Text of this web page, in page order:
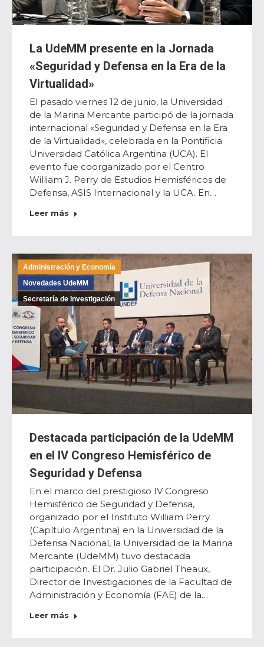
La UdeMM presente en la Jornada
«Seguridad y Defensa en la Era de la
Virtualidad»
El pasado viernes 12 de junio, la Universidad
de la Marina Mercante participó de la jornada
internacional «Seguridad y Defensa en la Era
de la Virtualidad», celebrada en la Pontificia
Universidad Católica Argentina (UCA). El
evento fue coorganizado por el Centro
William J. Perry de Estudios Hemisféricos de
Defensa, ASIS Internacional y la UCA. En…
Leer más
Administración y Economía
Novedades UdeMM
Secretaría de Investigación
Destacada participación de la UdeMM
en el IV Congreso Hemisférico de
Seguridad y Defensa
En el marco del prestigioso IV Congreso
Hemisférico de Seguridad y Defensa,
organizado por el Instituto William Perry
(Capítulo Argentina) en la Universidad de la
Defensa Nacional, la Universidad de la Marina
Mercante (UdeMM) tuvo destacada
participación. El Dr. Julio Gabriel Theaux,
Director de Investigaciones de la Facultad de
Administración y Economía (FAE) de la…
Leer más